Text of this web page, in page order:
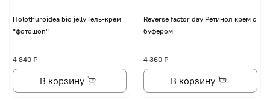
Holothuroidea bio jelly Гель-крем
"фотошоп"
4 840 ₽
В корзину
Reverse factor day Ретинол крем с
буфером
4 360 ₽
В корзину